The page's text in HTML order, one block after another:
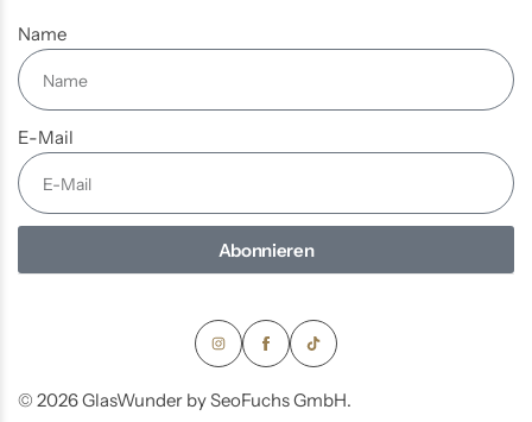
Name
E-Mail
Abonnieren
© 2026 GlasWunder by SeoFuchs GmbH.